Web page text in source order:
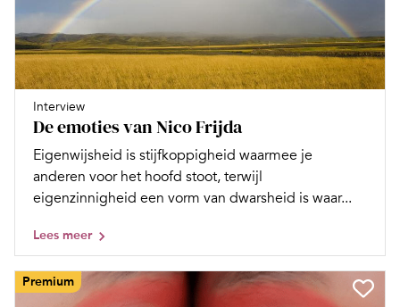
Interview
De emoties van Nico Frijda
Eigenwijsheid is stijfkoppigheid waarmee je
anderen voor het hoofd stoot, terwijl
eigenzinnigheid een vorm van dwarsheid is waar...
Lees meer
Premium